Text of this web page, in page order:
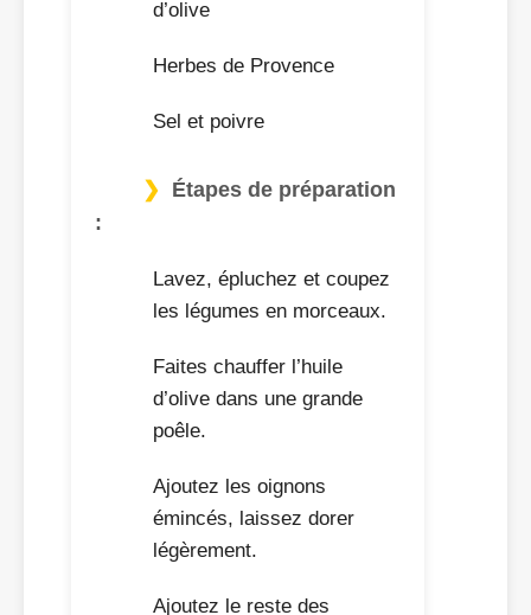
d’olive
Herbes de Provence
Sel et poivre
Étapes de préparation
:
Lavez, épluchez et coupez
les légumes en morceaux.
Faites chauffer l’huile
d’olive dans une grande
poêle.
Ajoutez les oignons
émincés, laissez dorer
légèrement.
Ajoutez le reste des